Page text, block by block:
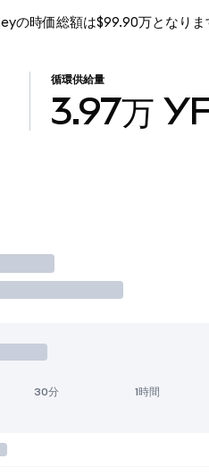
の時価総額は$99.90万となりま
循環供給量
3.97万
30分 1時間